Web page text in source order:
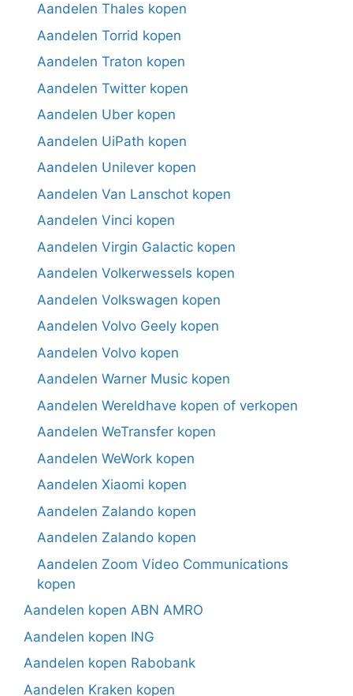
Aandelen Thales kopen
Aandelen Torrid kopen
Aandelen Traton kopen
Aandelen Twitter kopen
Aandelen Uber kopen
Aandelen UiPath kopen
Aandelen Unilever kopen
Aandelen Van Lanschot kopen
Aandelen Vinci kopen
Aandelen Virgin Galactic kopen
Aandelen Volkerwessels kopen
Aandelen Volkswagen kopen
Aandelen Volvo Geely kopen
Aandelen Volvo kopen
Aandelen Warner Music kopen
Aandelen Wereldhave kopen of verkopen
Aandelen WeTransfer kopen
Aandelen WeWork kopen
Aandelen Xiaomi kopen
Aandelen Zalando kopen
Aandelen Zalando kopen
Aandelen Zoom Video Communications
kopen
Aandelen kopen ABN AMRO
Aandelen kopen ING
Aandelen kopen Rabobank
Aandelen Kraken kopen